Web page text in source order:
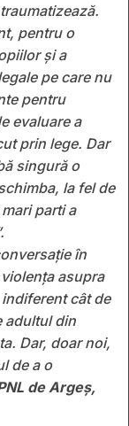
pentru o
și a
pe care nu
pentru
evaluare a
prin lege. Dar
singură o
la fel de
parti a
în
asupra
cât de
adultul din
Dar, doar noi,
de a o
de Argeș,